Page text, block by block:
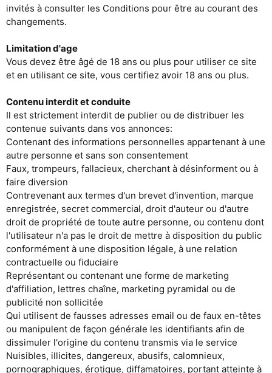
invités à consulter les Conditions pour être au courant des
changements.
Limitation d'age
Vous devez être âgé de 18 ans ou plus pour utiliser ce site
et en utilisant ce site, vous certifiez avoir 18 ans ou plus.
Contenu interdit et conduite
Il est strictement interdit de publier ou de distribuer les
contenue suivants dans vos annonces:
Contenant des informations personnelles appartenant à une
autre personne et sans son consentement
Faux, trompeurs, fallacieux, cherchant à désinforment ou à
faire diversion
Contrevenant aux termes d'un brevet d'invention, marque
enregistrée, secret commercial, droit d'auteur ou d'autre
droit de propriété de toute autre personne, ou contenu dont
l'utilisateur n'a pas le droit de mettre à disposition du public
conformément à une disposition légale, à une relation
contractuelle ou fiduciaire
Représentant ou contenant une forme de marketing
d'affiliation, lettres chaîne, marketing pyramidal ou de
publicité non sollicitée
Qui utilisent de fausses adresses email ou de faux en-têtes
ou manipulent de façon générale les identifiants afin de
dissimuler l'origine du contenu transmis via le service
Nuisibles, illicites, dangereux, abusifs, calomnieux,
pornographiques, érotique, diffamatoires, portant atteinte à